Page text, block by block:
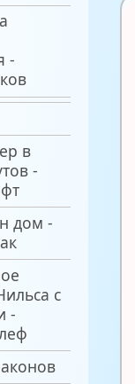
-
в
-
дом -
с
-